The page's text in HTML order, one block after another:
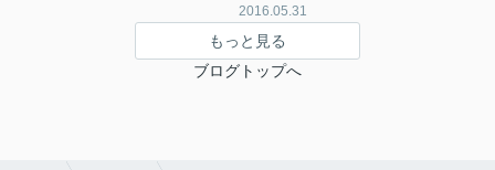
2016.05.31
もっと見る
ブログトップへ